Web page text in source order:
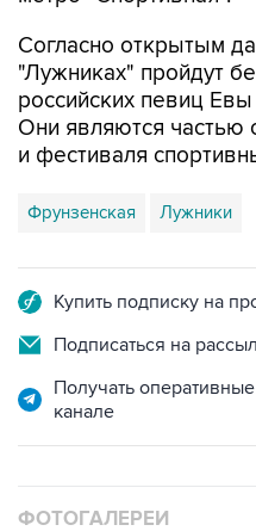
Согласно открытым
"Лужниках" пройдут
российских певиц
Они являются частью
и фестиваля
Фрунзенская Лужники
Купить подписку на
Подписаться на
Получать
канале
ФОТОГАЛЕРЕИ